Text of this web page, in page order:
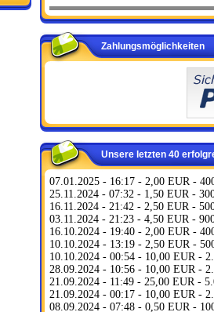
Zahlungsmöglichkeiten
Unsere letzten 40
07.01.2025 - 16:17 - 2,00 EUR -
25.11.2024 - 07:32 - 1,50 EUR -
16.11.2024 - 21:42 - 2,50 EUR -
03.11.2024 - 21:23 - 4,50 EUR -
16.10.2024 - 19:40 - 2,00 EUR -
10.10.2024 - 13:19 - 2,50 EUR -
10.10.2024 - 00:54 - 10,00 EUR -
28.09.2024 - 10:56 - 10,00 EUR -
21.09.2024 - 11:49 - 25,00 EUR -
21.09.2024 - 00:17 - 10,00 EUR -
08.09.2024 - 07:48 - 0,50 EUR -